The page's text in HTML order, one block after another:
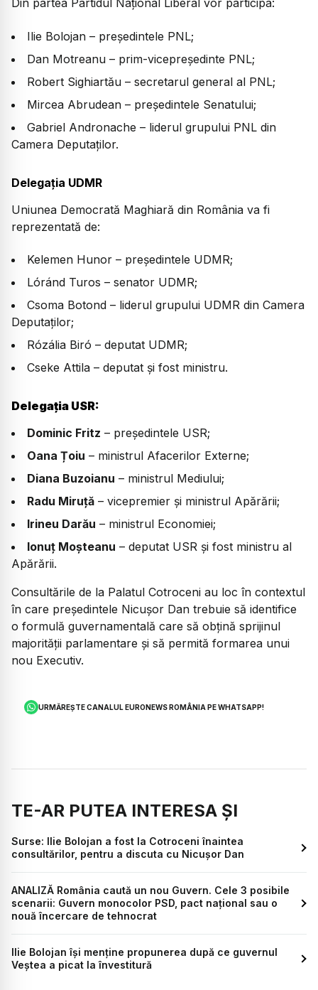
Din partea Partidul Național Liberal vor participa:
Ilie Bolojan – președintele PNL;
Dan Motreanu – prim-vicepreședinte PNL;
Robert Sighiartău – secretarul general al PNL;
Mircea Abrudean – președintele Senatului;
Gabriel Andronache – liderul grupului PNL din
Camera Deputaților.
Delegația UDMR
Uniunea Democrată Maghiară din România va fi
reprezentată de:
Kelemen Hunor – președintele UDMR;
Lóránd Turos – senator UDMR;
Csoma Botond – liderul grupului UDMR din Camera
Deputaților;
Rózália Biró – deputat UDMR;
Cseke Attila – deputat și fost ministru.
Delegația USR:
Dominic Fritz – președintele USR;
Oana Țoiu – ministrul Afacerilor Externe;
Diana Buzoianu – ministrul Mediului;
Radu Miruță – vicepremier și ministrul Apărării;
Irineu Darău – ministrul Economiei;
Ionuț Moșteanu – deputat USR și fost ministru al
Apărării.
Consultările de la Palatul Cotroceni au loc în contextul
în care președintele Nicușor Dan trebuie să identifice
o formulă guvernamentală care să obțină sprijinul
majorității parlamentare și să permită formarea unui
nou Executiv.
URMĂREȘTE CANALUL EURONEWS ROMÂNIA PE WHATSAPP!
TE-AR PUTEA INTERESA ȘI
Surse: Ilie Bolojan a fost la Cotroceni înaintea
consultărilor, pentru a discuta cu Nicușor Dan
ANALIZĂ România caută un nou Guvern. Cele 3 posibile
scenarii: Guvern monocolor PSD, pact național sau o
nouă încercare de tehnocrat
Ilie Bolojan își menține propunerea după ce guvernul
Veștea a picat la învestitură